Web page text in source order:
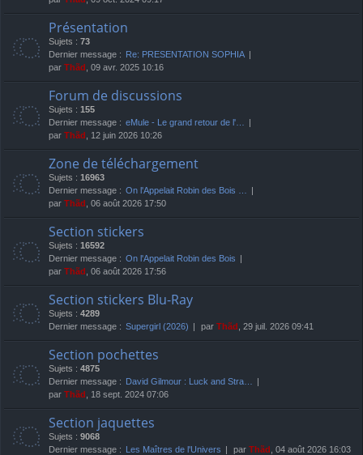
Présentation
Sujets : 73
Dernier message : Re: PRESENTATION SOPHIA
par Thãd , 09 avr. 2025 10:16
Forum de discussions
Sujets : 155
Dernier message : eMule - Le grand retour de l'…
par Thãd , 12 juin 2026 10:26
Zone de téléchargement
Sujets : 16963
Dernier message : On l'Appelait Robin des Bois …
par Thãd , 06 août 2026 17:50
Section stickers
Sujets : 16592
Dernier message : On l'Appelait Robin des Bois
par Thãd , 06 août 2026 17:56
Section stickers Blu-Ray
Sujets : 4289
Dernier message : Supergirl (2026) par Thãd , 29 juil. 2026 09:41
Section pochettes
Sujets : 4875
Dernier message : David Gilmour : Luck and Stra…
par Thãd , 18 sept. 2024 07:06
Section jaquettes
Sujets : 9068
Dernier message : Les Maîtres de l'Univers par Thãd , 04 août 2026 16:03